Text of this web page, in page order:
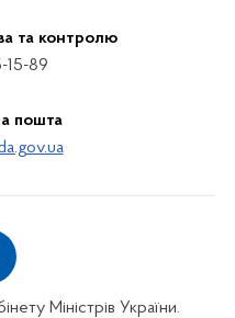
та контролю
15-89
пошта
Міністрів України.